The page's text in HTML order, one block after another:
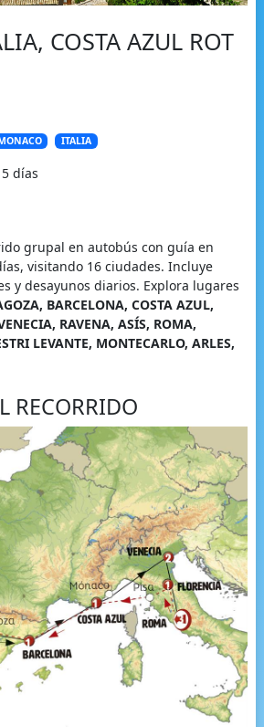
COSTA AZUL ROT
ITALIA
días
grupal en autobús con guía en
visitando 16 ciudades. Incluye
y desayunos diarios. Explora lugares
BARCELONA, COSTA AZUL,
RAVENA, ASÍS, ROMA,
LEVANTE, MONTECARLO, ARLES,
RECORRIDO